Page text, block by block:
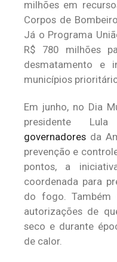
milhões em
Corpos de
Já o Programa
R$ 780 milhões
desmatamento e
municípios
Em junho, no Dia
presidente
governadores da
prevenção e
pontos, a
coordenada para
do fogo. Também
autorizações de
seco e durante
de calor.